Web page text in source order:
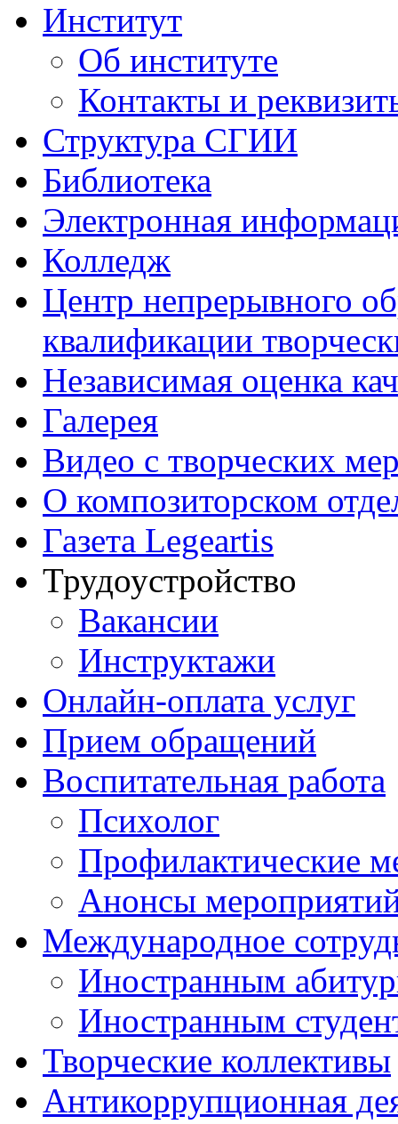
Институт
Об институте
Контакты и
Структура СГИИ
Библиотека
Электронная
Колледж
Центр непрерывного
квалификации
Независимая оценка
Галерея
Видео с творческих
О композиторском
Газета Legeartis
Трудоустройство
Вакансии
Инструктажи
Онлайн-оплата услуг
Прием обращений
Воспитательная работа
Психолог
Профилактические
Анонсы
Международное
Иностранным
Иностранным
Творческие коллективы
Антикоррупционная